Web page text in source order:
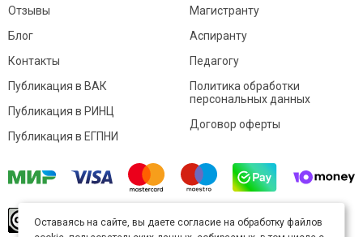
Отзывы
Блог
Контакты
Магистранту
Аспиранту
Педагогу
Публикация в ВАК
Публикация в РИНЦ
Публикация в ЕГПНИ
Политика обработки
персональных данных
Договор оферты
произведение доступно полицензии Creative
Оставаясь на сайте, вы даете согласие на обработку файлов